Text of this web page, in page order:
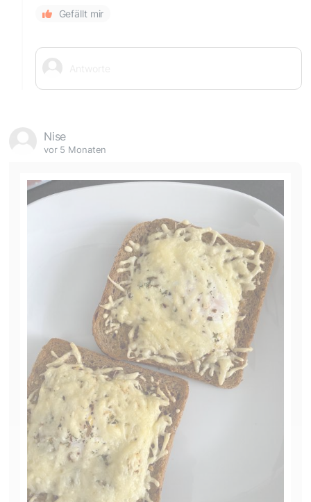
Gefällt mir
Nise
vor 5 Monaten